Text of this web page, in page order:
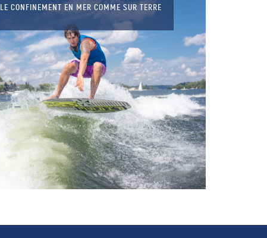
LA BALEINE BLEUE, LE PLUS
GRAND ANIMAL DU MONDE !
LE CONFINEMENT EN MER COMME SUR TERRE